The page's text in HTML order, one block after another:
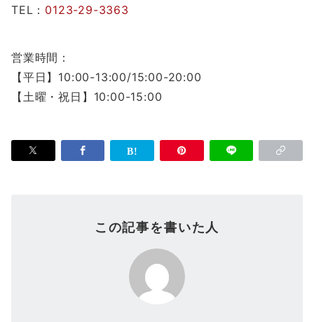
TEL： 0123-29-3363
営業時間：
【平日】10:00-13:00/15:00-20:00
【土曜・祝日】10:00-15:00
この記事を書いた人